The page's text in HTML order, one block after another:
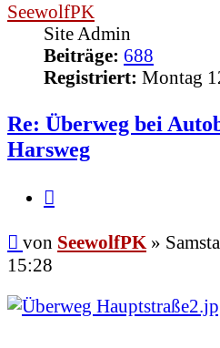
SeewolfPK
Site Admin
Beiträge: 688
Registriert: Montag
Re: Überweg bei
Harsweg
Beitrag
von SeewolfPK »
15:28